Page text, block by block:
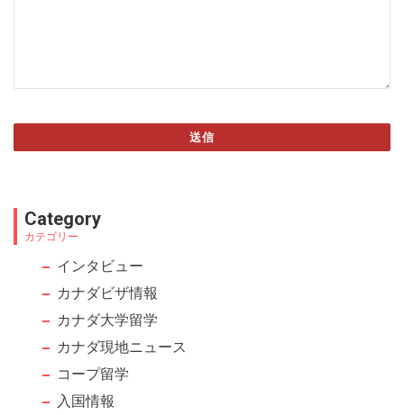
送信
field
should
Category
カテゴリー
インタビュー
カナダビザ情報
カナダ大学留学
カナダ現地ニュース
コープ留学
入国情報